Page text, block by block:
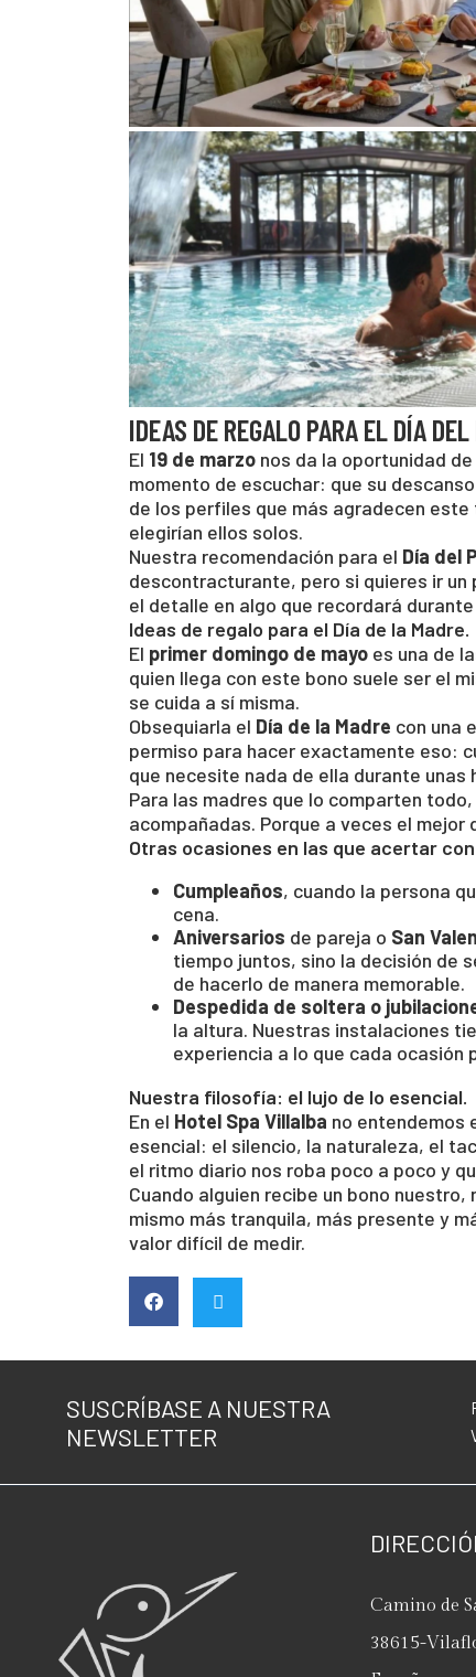
IDEAS DE REGALO PARA EL DÍA
El 19 de marzo nos da la oportunidad
momento de escuchar: que su
de los perfiles que más agradecen
elegirían ellos solos.
Nuestra recomendación para el Día del
descontracturante, pero si quieres ir
el detalle en algo que recordará
Ideas de regalo para el Día de la Madre.
El primer domingo de mayo es una de
quien llega con este bono suele ser el
se cuida a sí misma.
Obsequiarla el Día de la Madre con una
permiso para hacer exactamente eso:
que necesite nada de ella durante unas
Para las madres que lo comparten
acompañadas. Porque a veces el
Otras ocasiones en las que acertar
Cumpleaños, cuando la persona
cena.
Aniversarios de pareja o San
tiempo juntos, sino la decisión de
de hacerlo de manera memorable.
Despedida de soltera o
la altura. Nuestras instalaciones
experiencia a lo que cada ocasión
Nuestra filosofía: el lujo de lo esencial.
En el Hotel Spa Villalba no entendemos
esencial: el silencio, la naturaleza, el
el ritmo diario nos roba poco a poco y
Cuando alguien recibe un bono
mismo más tranquila, más presente y
valor difícil de medir.
SUSCRÍBASE A NUESTRA
NEWSLETTER
Camino de
38615-